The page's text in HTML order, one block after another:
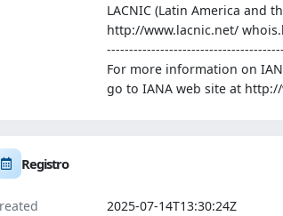
LACNIC (Latin America and
http://www.lacnic.net/
For more information on
go to IANA web site at
Registro
2025-07-14T13:30:24Z